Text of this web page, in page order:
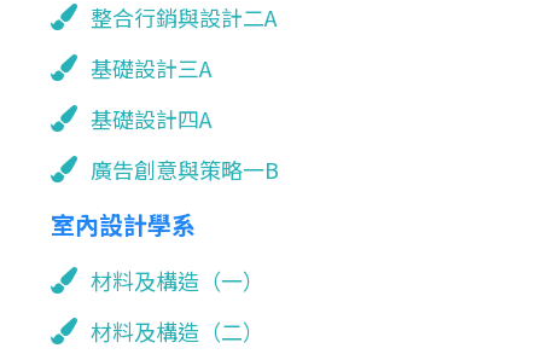
整合行銷與設計二A
基礎設計三A
基礎設計四A
廣告創意與策略一B
室內設計學系
材料及構造（一）
材料及構造（二）